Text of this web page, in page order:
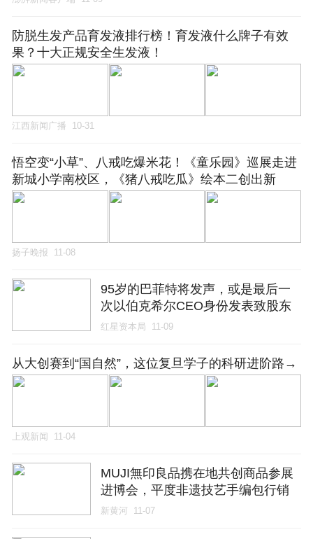
防脱生发产品育发液排行榜！育发液什么牌子有效
果？十大正规安全生发液！
江西新闻广播 10-31
悟空变“小草”、八戒吃爆米花！《童乐园》巡展走进
新城小学南校区，《猪八戒吃瓜》绘本二创出新
扬子晚报 11-08
95岁的巴菲特将发声，或是最后一
次以伯克希尔CEO身份发表致股东
信
红星资本局 11-09
从大创赛到“国自然”，这位复旦学子的科研进阶路→
上观新闻 11-04
MUJI無印良品携在地共创商品参展
进博会，平度非遗技艺手编包行销
全国
新黄河 11-07